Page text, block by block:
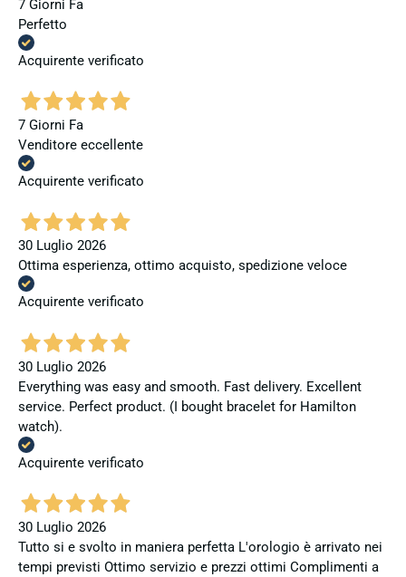
7 Giorni Fa
Perfetto
Acquirente verificato
7 Giorni Fa
Venditore eccellente
Acquirente verificato
30 Luglio 2026
Ottima esperienza, ottimo acquisto, spedizione veloce
Acquirente verificato
30 Luglio 2026
Everything was easy and smooth. Fast delivery. Excellent
service. Perfect product. (I bought bracelet for Hamilton
watch).
Acquirente verificato
30 Luglio 2026
Tutto si e svolto in maniera perfetta L'orologio è arrivato nei
tempi previsti Ottimo servizio e prezzi ottimi Complimenti a